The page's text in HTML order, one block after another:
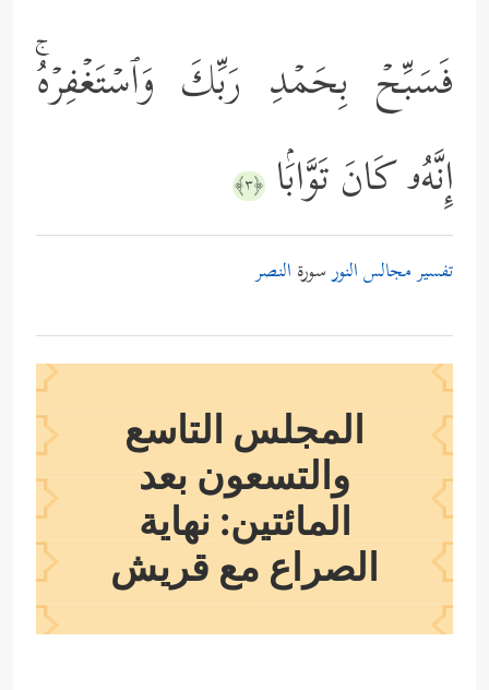
فَسَبِّحۡ بِحَمۡدِ رَبِّكَ وَٱسۡتَغۡفِرۡهُۚ
إِنَّهُۥ كَانَ تَوَّابَۢا ﴿٣﴾
تفسير مجالس النورسورة النصر
المجلس التاسع
والتسعون بعد
المائتين: نهاية
الصراع مع قريش